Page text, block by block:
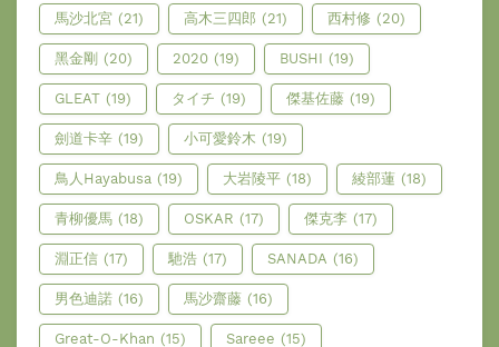
馬沙北宮 (21) 高木三四郎 (21) 西村修 (20)
黑金剛 (20) 2020 (19) BUSHI (19)
GLEAT (19) タイチ (19) 傑基佐藤 (19)
劍道卡辛 (19) 小可愛鈴木 (19)
鳥人Hayabusa (19) 大岩陵平 (18) 綾部蓮 (18)
青柳優馬 (18) OSKAR (17) 傑克李 (17)
淵正信 (17) 馳浩 (17) SANADA (16)
男色迪諾 (16) 馬沙齋藤 (16)
Great-O-Khan (15) Sareee (15)